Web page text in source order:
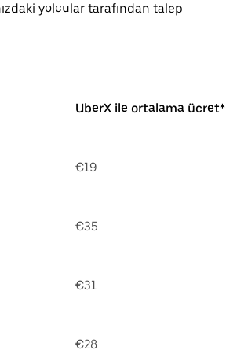
yolcular tarafından talep
UberX ile ortalama ücret*
€19
€35
€31
€28